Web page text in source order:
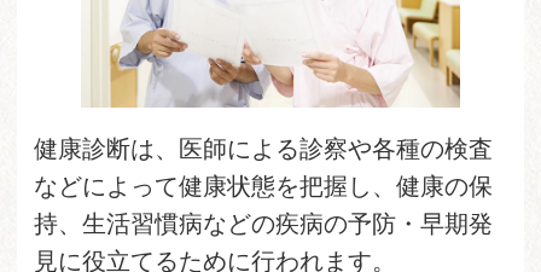
健康診断は、医師による診察や各種の検査
などによって健康状態を把握し、健康の保
持、生活習慣病などの疾病の予防・早期発
見に役立てるために行われます。